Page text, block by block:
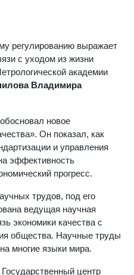
регулированию выражает
с уходом из жизни
академии
Владимира
новое
Он показал, как
и управления
эффективность
прогресс.
трудов, под его
ведущая научная
экономики качества с
общества. Научные труды
многие языки мира.
центр